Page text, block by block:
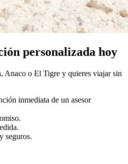
personalizada hoy
Anaco o El Tigre y quieres viajar sin
inmediata de un asesor
seguros.